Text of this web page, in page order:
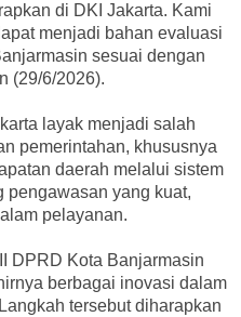
di DKI Jakarta. Kami
menjadi bahan evaluasi
sesuai dengan
(29/6/2026).
layak menjadi salah
pemerintahan, khususnya
daerah melalui sistem
pengawasan yang kuat,
pelayanan.
DPRD Kota Banjarmasin
berbagai inovasi dalam
tersebut diharapkan